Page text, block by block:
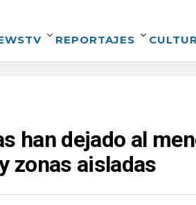
REPORTAJES
han dejado al
zonas aisladas